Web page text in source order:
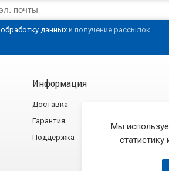
обработку данных и получение рассылок
Информация
Доставка
Гарантия
Поддержка
Мы
статистику